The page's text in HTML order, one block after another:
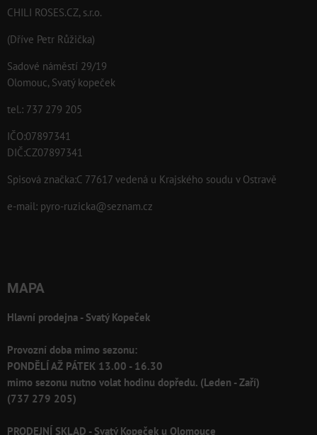
CHILI ROSES.CZ, s.r.o.
(Dříve Petr Růžička)
Sadové náměstí 29/19
Olomouc, Svatý kopeček
tel.: 737 279 205
IČO:07897341
DIČ:CZ07897341
Spisová značka:C 77617 vedená u Krajského soudu v Ostravě
e-mail: pyro-ruzicka@seznam.cz
MAPA
Hlavní prodejna - Svatý Kopeček
Provozní doba mimo sezonu:
PONDĚLÍ AŽ PÁTEK 13.00 - 16.30
mimo sezonu nutno volat hodinu dopředu. (Leden - Zaří)
(737 279 205)
PRODEJNÍ SKLAD - Svatý Kopeček u Olomouce